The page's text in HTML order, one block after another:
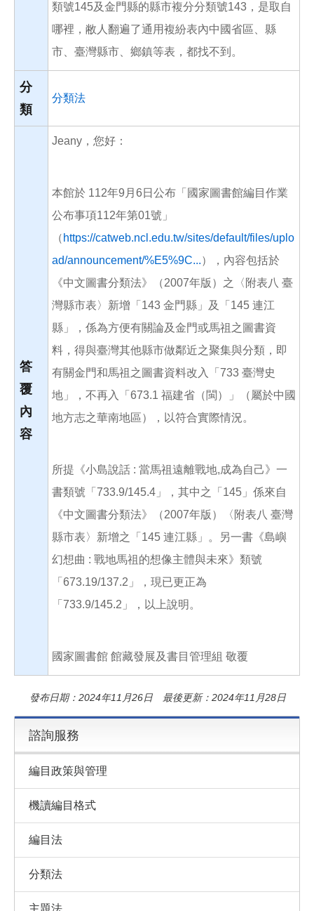
類號145及金門縣的縣市複分分類號143，是取自
哪裡，敝人翻遍了通用複紛表內中國省區、縣
市、臺灣縣市、鄉鎮等表，都找不到。
分
類
分類法
答
覆
內
容
Jeany，您好：
本館於 112年9月6日公布「國家圖書館編目作業
公布事項112年第01號」
（ https://catweb.ncl.edu.tw/sites/default/files/uplo
ad/announcement/%E5%9C...），內容包括於
《中文圖書分類法》（2007年版）之〈附表八 臺
灣縣市表〉新增「143 金門縣」及「145 連江
縣」，係為方便有關論及金門或馬祖之圖書資
料，得與臺灣其他縣市做鄰近之聚集與分類，即
有關金門和馬祖之圖書資料改入「733 臺灣史
地」，不再入「673.1 福建省（閩）」（屬於中國
地方志之華南地區），以符合實際情況。
所提《小島說話 : 當馬祖遠離戰地,成為自己》一
書類號「733.9/145.4」，其中之「145」係來自
《中文圖書分類法》（2007年版）〈附表八 臺灣
縣市表〉新增之「145 連江縣」。另一書《島嶼
幻想曲 : 戰地馬祖的想像主體與未來》類號
「673.19/137.2」，現已更正為
「733.9/145.2」，以上說明。
國家圖書館 館藏發展及書目管理組 敬覆
發布日期：2024年11月26日 最後更新：2024年11月28日
諮詢服務
編目政策與管理
機讀編目格式
編目法
分類法
主題法